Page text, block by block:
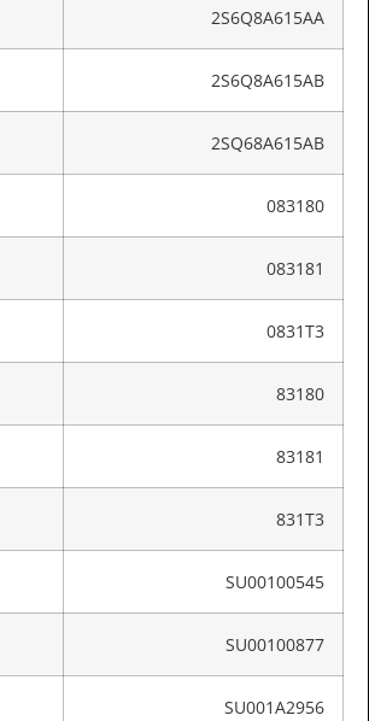
2S6Q8A615AA
2S6Q8A615AB
2SQ68A615AB
083180
083181
0831T3
83180
83181
831T3
SU00100545
SU00100877
SU001A2956